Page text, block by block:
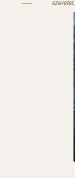
szeretet,